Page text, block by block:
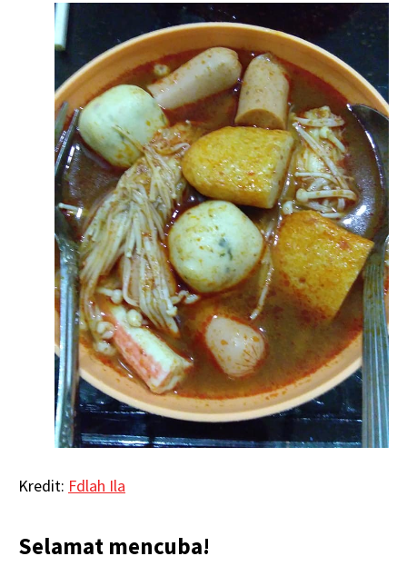
Kredit: Fdlah Ila
Selamat mencuba!